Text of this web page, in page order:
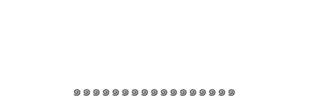
๑๑๑๑๑๑๑๑๑๑๑๑๑๑๑๑๑